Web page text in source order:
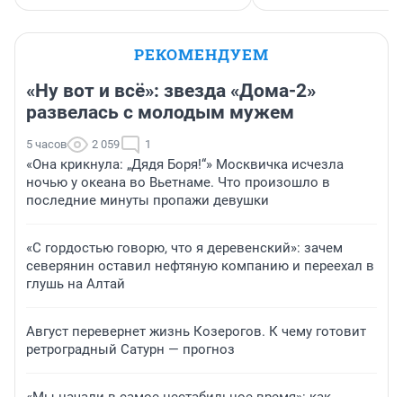
РЕКОМЕНДУЕМ
«Ну вот и всё»: звезда «Дома-2»
развелась с молодым мужем
5 часов 2 059 1
«Она крикнула: „Дядя Боря!“» Москвичка исчезла
ночью у океана во Вьетнаме. Что произошло в
последние минуты пропажи девушки
«С гордостью говорю, что я деревенский»: зачем
северянин оставил нефтяную компанию и переехал в
глушь на Алтай
Август перевернет жизнь Козерогов. К чему готовит
ретроградный Сатурн — прогноз